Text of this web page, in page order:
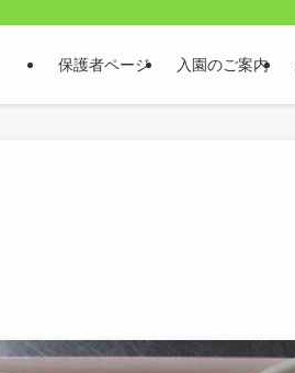
保護者ページ 入園のご案内